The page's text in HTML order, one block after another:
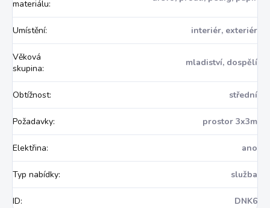
materiálu:
Umístění: interiér, exteriér
Věková
skupina:
mladiství, dospělí
Obtížnost: střední
Požadavky: prostor 3x3m
Elektřina: ano
Typ nabídky: služba
ID: DNK6